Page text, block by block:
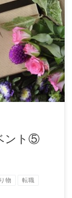
には、自ら自立
[…]
ント⑤
物 転職